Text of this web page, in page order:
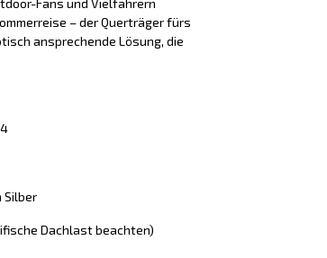
Fans und Vielfahrern
– der Querträger fürs
ansprechende Lösung, die
Silber
Dachlast beachten)